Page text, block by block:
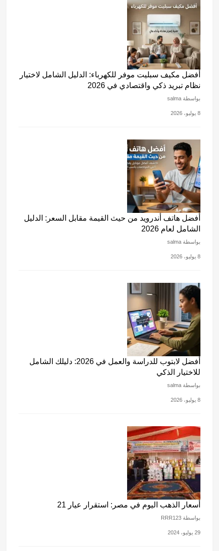
أفضل مكيف سبليت موفر للكهرباء: الدليل الشامل لاختيار
نظام تبريد ذكي واقتصادي في 2026
بواسطة salma
8 يوليو، 2026
أفضل هاتف أندرويد من حيث القيمة مقابل السعر: الدليل
الشامل لعام 2026
بواسطة salma
8 يوليو، 2026
أفضل لابتوب للدراسة والعمل في 2026: دليلك الشامل
للاختيار الذكي
بواسطة salma
8 يوليو، 2026
أسعار الذهب اليوم في مصر: استقرار عيار 21
بواسطة RRR123
29 يوليو، 2024